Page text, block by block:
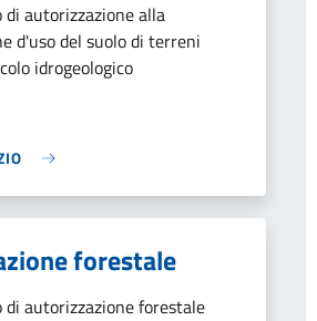
di autorizzazione alla
d'uso del suolo di terreni
idrogeologico
forestale
di autorizzazione forestale